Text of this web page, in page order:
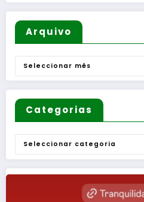
Arquivo
Arquivo
Categorias
Categorias